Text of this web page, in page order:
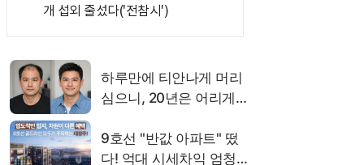
개 섭외 줄섰다('전참시')